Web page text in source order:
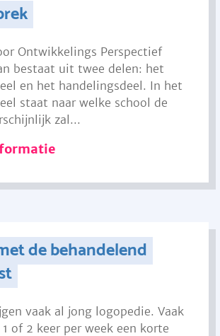
Ontwikkelings Perspectief
bestaat uit twee delen: het
en het handelingsdeel. In het
staat naar welke school de
zal...
de behandelend
vaak al jong logopedie. Vaak
of 2 keer per week een korte